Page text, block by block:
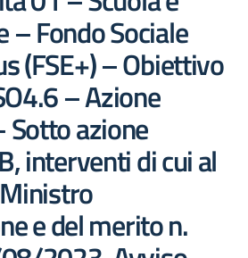
– Fondo Sociale
(FSE+) – Obiettivo
– Azione
Sotto azione
interventi di cui al
e del merito n.